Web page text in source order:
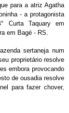
para a atriz Agatha
- a protagonista
Curta Taquary em
em Bagé - RS.
sertaneja num
proprietário resolve
embora provocando
de ousadia resolve
para fazer chover,